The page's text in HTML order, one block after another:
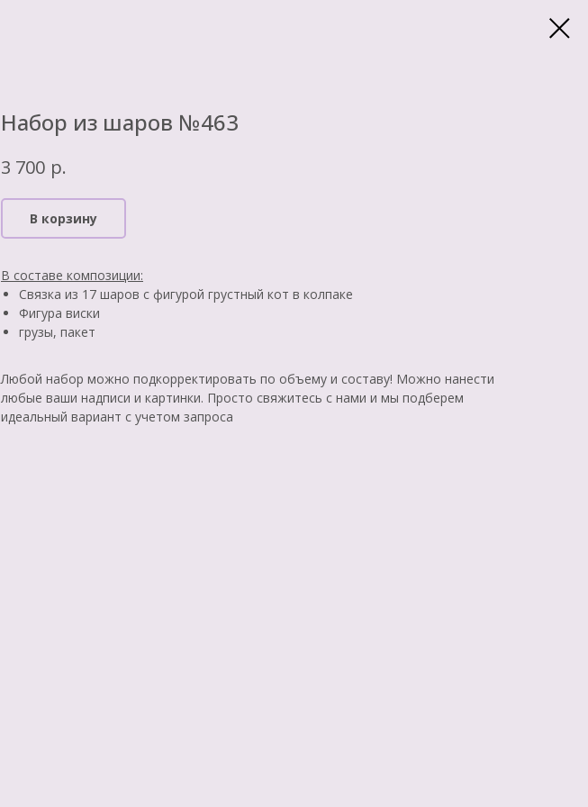
Набор из шаров №463
3 700 р.
В корзину
В составе композиции:
Связка из 17 шаров с фигурой грустный кот в колпаке
Фигура виски
грузы, пакет
Любой набор можно подкорректировать по объему и составу! Можно нанести
любые ваши надписи и картинки. Просто свяжитесь с нами и мы подберем
идеальный вариант с учетом запроса